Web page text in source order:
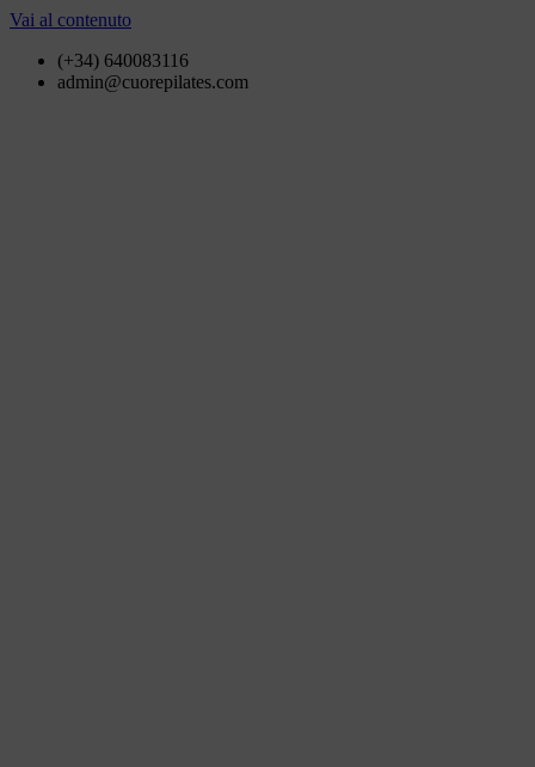
Vai al contenuto
(+34) 640083116
admin@cuorepilates.com